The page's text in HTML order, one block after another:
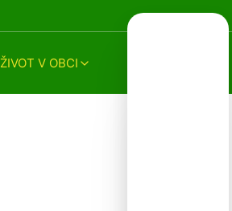
ŽIVOT V OBCI